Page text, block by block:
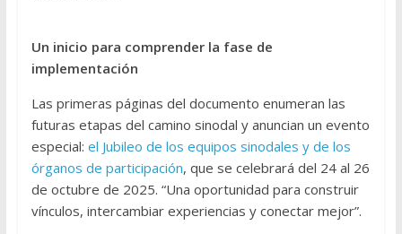
Un inicio para comprender la fase de
implementación
Las primeras páginas del documento enumeran las
futuras etapas del camino sinodal y anuncian un evento
especial: el Jubileo de los equipos sinodales y de los
órganos de participación, que se celebrará del 24 al 26
de octubre de 2025. “Una oportunidad para construir
vínculos, intercambiar experiencias y conectar mejor”.